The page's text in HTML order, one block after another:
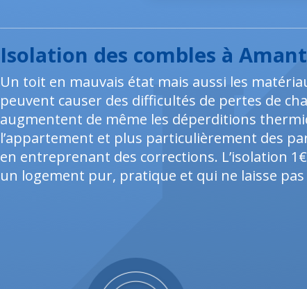
Isolation des combles à
Un toit en mauvais état mais aussi les
peuvent causer des difficultés de pertes de
augmentent de même les déperditions
l’appartement et plus particulièrement des
en entreprenant des corrections. L’isolation
un logement pur, pratique et qui ne laisse